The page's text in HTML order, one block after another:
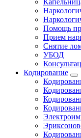
Помощь
Прием
Снятие
УБОД
Кодирование